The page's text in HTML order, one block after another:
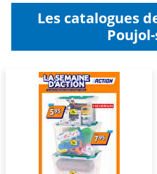
Les catalogues